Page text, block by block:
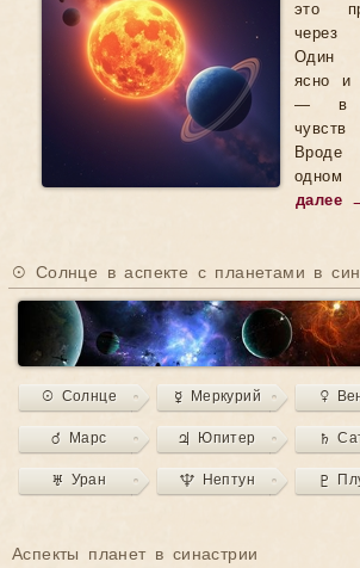
это
через
Один
ясно и
— в
далее
☉ Солнце в аспекте с планетами в
☉ Солнце ☿ Меркурий ♀
♂ Марс ♃ Юпитер ♄
♅ Уран ♆ Нептун ♇
Аспекты планет в синастрии